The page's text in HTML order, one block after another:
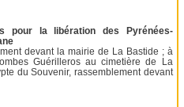
pour la libération des Pyrénées-
devant la mairie de La Bastide ; à
Guérilleros au cimetière de La
du Souvenir, rassemblement devant